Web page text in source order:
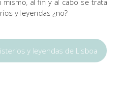
al fin y al cabo se trata
y leyendas ¿no?
y leyendas de Lisboa